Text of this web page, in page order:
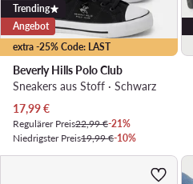
extra -25% Code: LAST
Trending
Angebot
Beverly Hills Polo Club
Sneakers aus Stoff · Schwarz
Aktueller Preis
17,99€
Regulärer Preis22,99 €-21%
Niedrigster Preis19,99 €-10%